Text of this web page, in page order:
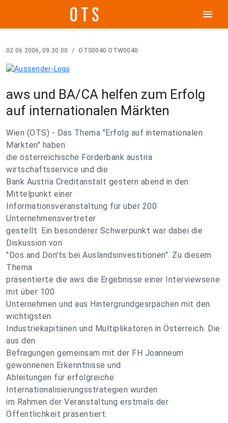
menu
02.06.2006, 09:30:00 / OTS0040 OTW0040
aws und BA/CA helfen zum Erfolg
auf internationalen Märkten
Wien (OTS) - Das Thema "Erfolg auf internationalen
Märkten" haben
die österreichische Förderbank austria
wirtschaftsservice und die
Bank Austria Creditanstalt gestern abend in den
Mittelpunkt einer
Informationsveranstaltung für über 200
Unternehmensvertreter
gestellt. Ein besonderer Schwerpunkt war dabei die
Diskussion von
"Dos and Don'ts bei Auslandsinvestitionen". Zu diesem
Thema
präsentierte die aws die Ergebnisse einer Interviewserie
mit über 100
Unternehmen und aus Hintergrundgesrpächen mit den
wichtigsten
Industriekapitänen und Multiplikatoren in Österreich. Die
aus den
Befragungen gemeinsam mit der FH Joanneum
gewonnenen Erkenntnisse und
Ableitungen für erfolgreiche
Internationalisierungsstrategien wurden
im Rahmen der Veranstaltung erstmals der
Öffentlichkeit präsentiert.